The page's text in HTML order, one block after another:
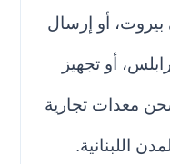
أو إرسال
أو تجهيز
معدات تجارية
اللبنانية.